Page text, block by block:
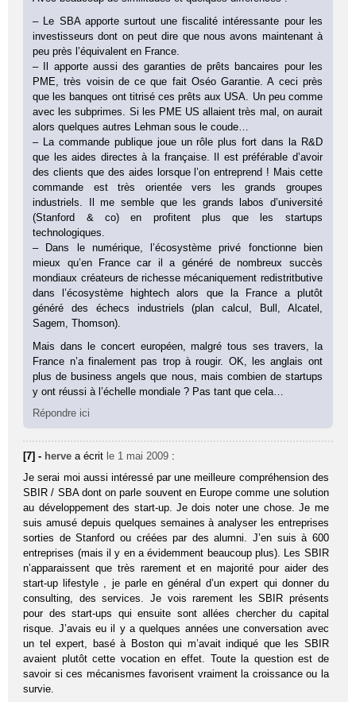
– Le SBA apporte surtout une fiscalité intéressante pour les
investisseurs dont on peut dire que nous avons maintenant à
peu près l’équivalent en France.
– Il apporte aussi des garanties de prêts bancaires pour les
PME, très voisin de ce que fait Oséo Garantie. A ceci près
que les banques ont titrisé ces prêts aux USA. Un peu comme
avec les subprimes. Si les PME US allaient très mal, on aurait
alors quelques autres Lehman sous le coude…
– La commande publique joue un rôle plus fort dans la R&D
que les aides directes à la française. Il est préférable d’avoir
des clients que des aides lorsque l’on entreprend ! Mais cette
commande est très orientée vers les grands groupes
industriels. Il me semble que les grands labos d’université
(Stanford & co) en profitent plus que les startups
technologiques.
– Dans le numérique, l’écosystème privé fonctionne bien
mieux qu’en France car il a généré de nombreux succès
mondiaux créateurs de richesse mécaniquement redistritbutive
dans l’écosystème hightech alors que la France a plutôt
généré des échecs industriels (plan calcul, Bull, Alcatel,
Sagem, Thomson).
Mais dans le concert européen, malgré tous ses travers, la
France n’a finalement pas trop à rougir. OK, les anglais ont
plus de business angels que nous, mais combien de startups
y ont réussi à l’échelle mondiale ? Pas tant que cela…
Répondre ici
[7] - herve a écrit le 1 mai 2009 :
Je serai moi aussi intéressé par une meilleure compréhension des
SBIR / SBA dont on parle souvent en Europe comme une solution
au développement des start-up. Je dois noter une chose. Je me
suis amusé depuis quelques semaines à analyser les entreprises
sorties de Stanford ou créées par des alumni. J’en suis à 600
entreprises (mais il y en a évidemment beaucoup plus). Les SBIR
n’apparaissent que très rarement et en majorité pour aider des
start-up lifestyle , je parle en général d’un expert qui donner du
consulting, des services. Je vois rarement les SBIR présents
pour des start-ups qui ensuite sont allées chercher du capital
risque. J’avais eu il y a quelques années une conversation avec
un tel expert, basé à Boston qui m’avait indiqué que les SBIR
avaient plutôt cette vocation en effet. Toute la question est de
savoir si ces mécanismes favorisent vraiment la croissance ou la
survie.